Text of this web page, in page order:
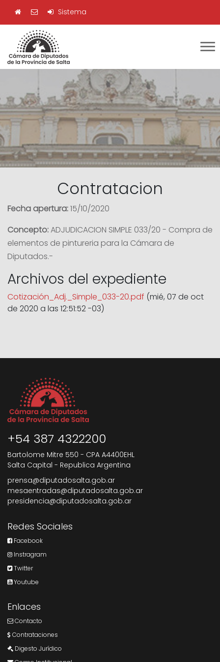
Sistema
Contratacion
Fecha apertura:15/10/2020
Concepto:ADJUDICACION SIMPLE 033/20 - Compra de
elementos de pintureria para la Cámara de
Diputados.-
Archivos del expediente
Cotización_Adj._Simple_033-20.pdf (mié, 07 de oct
de 2020 a las 12:51:52 -03)
+54 387 4322200
Bartolome Mitre 550 - CPA A4400EHL
Salta Capital - Republica Argentina
prensa@diputadosalta.gob.ar
mesaentradas@diputadosalta.gob.ar
presidencia@diputadosalta.gob.ar
Redes Sociales
Facebook
Instragram
Twitter
Youtube
Enlaces
Contacto
Contrataciones
Digesto Jurídico